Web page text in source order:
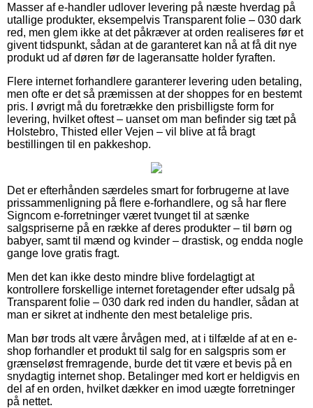
Masser af e-handler udlover levering på næste hverdag på
utallige produkter, eksempelvis Transparent folie – 030 dark
red, men glem ikke at det påkræver at orden realiseres før et
givent tidspunkt, sådan at de garanteret kan nå at få dit nye
produkt ud af døren før de lageransatte holder fyraften.
Flere internet forhandlere garanterer levering uden betaling,
men ofte er det så præmissen at der shoppes for en bestemt
pris. I øvrigt må du foretrække den prisbilligste form for
levering, hvilket oftest – uanset om man befinder sig tæt på
Holstebro, Thisted eller Vejen – vil blive at få bragt
bestillingen til en pakkeshop.
Det er efterhånden særdeles smart for forbrugerne at lave
prissammenligning på flere e-forhandlere, og så har flere
Signcom e-forretninger været tvunget til at sænke
salgspriserne på en række af deres produkter – til børn og
babyer, samt til mænd og kvinder – drastisk, og endda nogle
gange love gratis fragt.
Men det kan ikke desto mindre blive fordelagtigt at
kontrollere forskellige internet foretagender efter udsalg på
Transparent folie – 030 dark red inden du handler, sådan at
man er sikret at indhente den mest betalelige pris.
Man bør trods alt være årvågen med, at i tilfælde af at en e-
shop forhandler et produkt til salg for en salgspris som er
grænseløst fremragende, burde det tit være et bevis på en
snydagtig internet shop. Betalinger med kort er heldigvis en
del af en orden, hvilket dækker en imod uægte forretninger
på nettet.